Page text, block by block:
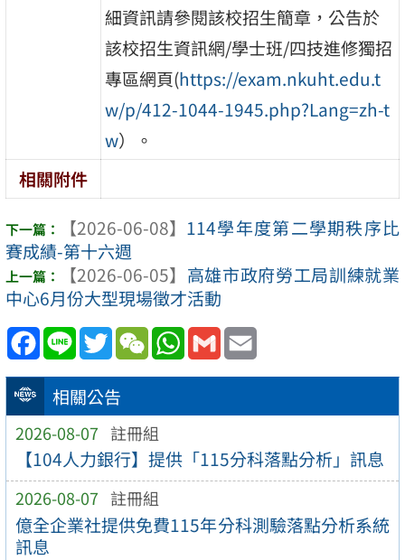
相關公告
2026-08-07 註冊組
【104人力銀行】提供「115分科落點分析」訊息
2026-08-07 註冊組
億全企業社提供免費115年分科測驗落點分析系統
訊息
細資訊請參閱該校招生簡章，公告於
該校招生資訊網/學士班/四技進修獨招
專區網頁(https://exam.nkuht.edu.t
w/p/412-1044-1945.php?Lang=zh-t
w）。
相關附件
【2026-06-08】 114學年度第二學期秩序比
賽成績-第十六週
【2026-06-05】 高雄市政府勞工局訓練就業
中心6月份大型現場徵才活動
Facebook
Line TwitterWeChatWhatsApp
Gmail